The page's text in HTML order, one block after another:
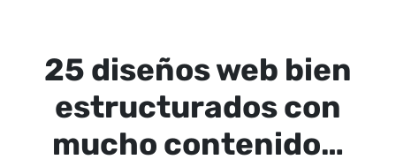
25 diseños web bien
estructurados con
mucho contenido…